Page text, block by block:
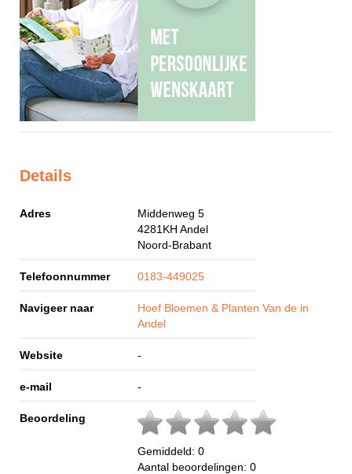
Details
Adres
Middenweg 5
4281KH Andel
Noord-Brabant
Telefoonnummer 0183-449025
Navigeer naar
Hoef Bloemen & Planten Van de in
Andel
Website -
e-mail -
Beoordeling
Gemiddeld: 0
Aantal beoordelingen: 0